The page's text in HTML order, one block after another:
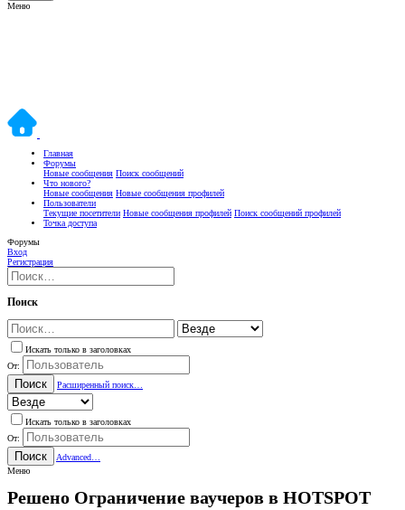
Меню
Главная
Форумы
Новые сообщения Поиск сообщений
Что нового?
Новые сообщения Новые сообщения профилей
Пользователи
Текущие посетители Новые сообщения профилей Поиск сообщений профилей
Точка доступа
Форумы
Вход
Регистрация
Поиск
Искать только в заголовках
От:
Поиск Расширенный поиск…
Искать только в заголовках
От:
Поиск
Advanced…
Меню
Решено Ограничение ваучеров в HOTSPOT